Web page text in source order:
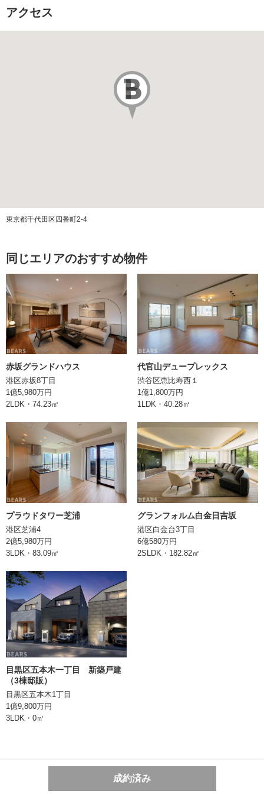
販売価格
管理会社
管理費
ペット飼育 可（飼育細則有）
エレベーター あり
構造 RC(鉄筋コンクリート)造
土地権利
引渡
取引形態 媒介
情報登録日 2024/09/19
次回更新日
株式会社BEARS
東京都千代田区丸の内二丁目1番1号
明治安田生命ビル10階
TEL:0362066070
東京都知事 (1) 第106896号
アクセス
東京都千代田区四番町2-4
同じエリアのおすすめ物件
赤坂グランドハウス
港区赤坂8丁目
1億5,980万円
2LDK・74.23㎡
代官山デュープレックス
渋谷区恵比寿西１
1億1,800万円
1LDK・40.28㎡
プラウドタワー芝浦
港区芝浦4
2億5,980万円
3LDK・83.09㎡
グランフォルム白金日吉坂
港区白金台3丁目
6億580万円
2SLDK・182.82㎡
目黒区五本木一丁目 新築戸建
（3棟邸販）
目黒区五本木1丁目
1億9,800万円
3LDK・0㎡
成約済み